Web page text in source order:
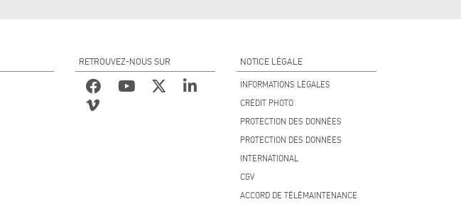
RETROUVEZ-NOUS SUR NOTICE LÉGALE
INFORMATIONS LÉGALES
CRÉDIT PHOTO
PROTECTION DES DONNÉES
PROTECTION DES DONNÉES
INTERNATIONAL
CGV
ACCORD DE TÉLÉMAINTENANCE